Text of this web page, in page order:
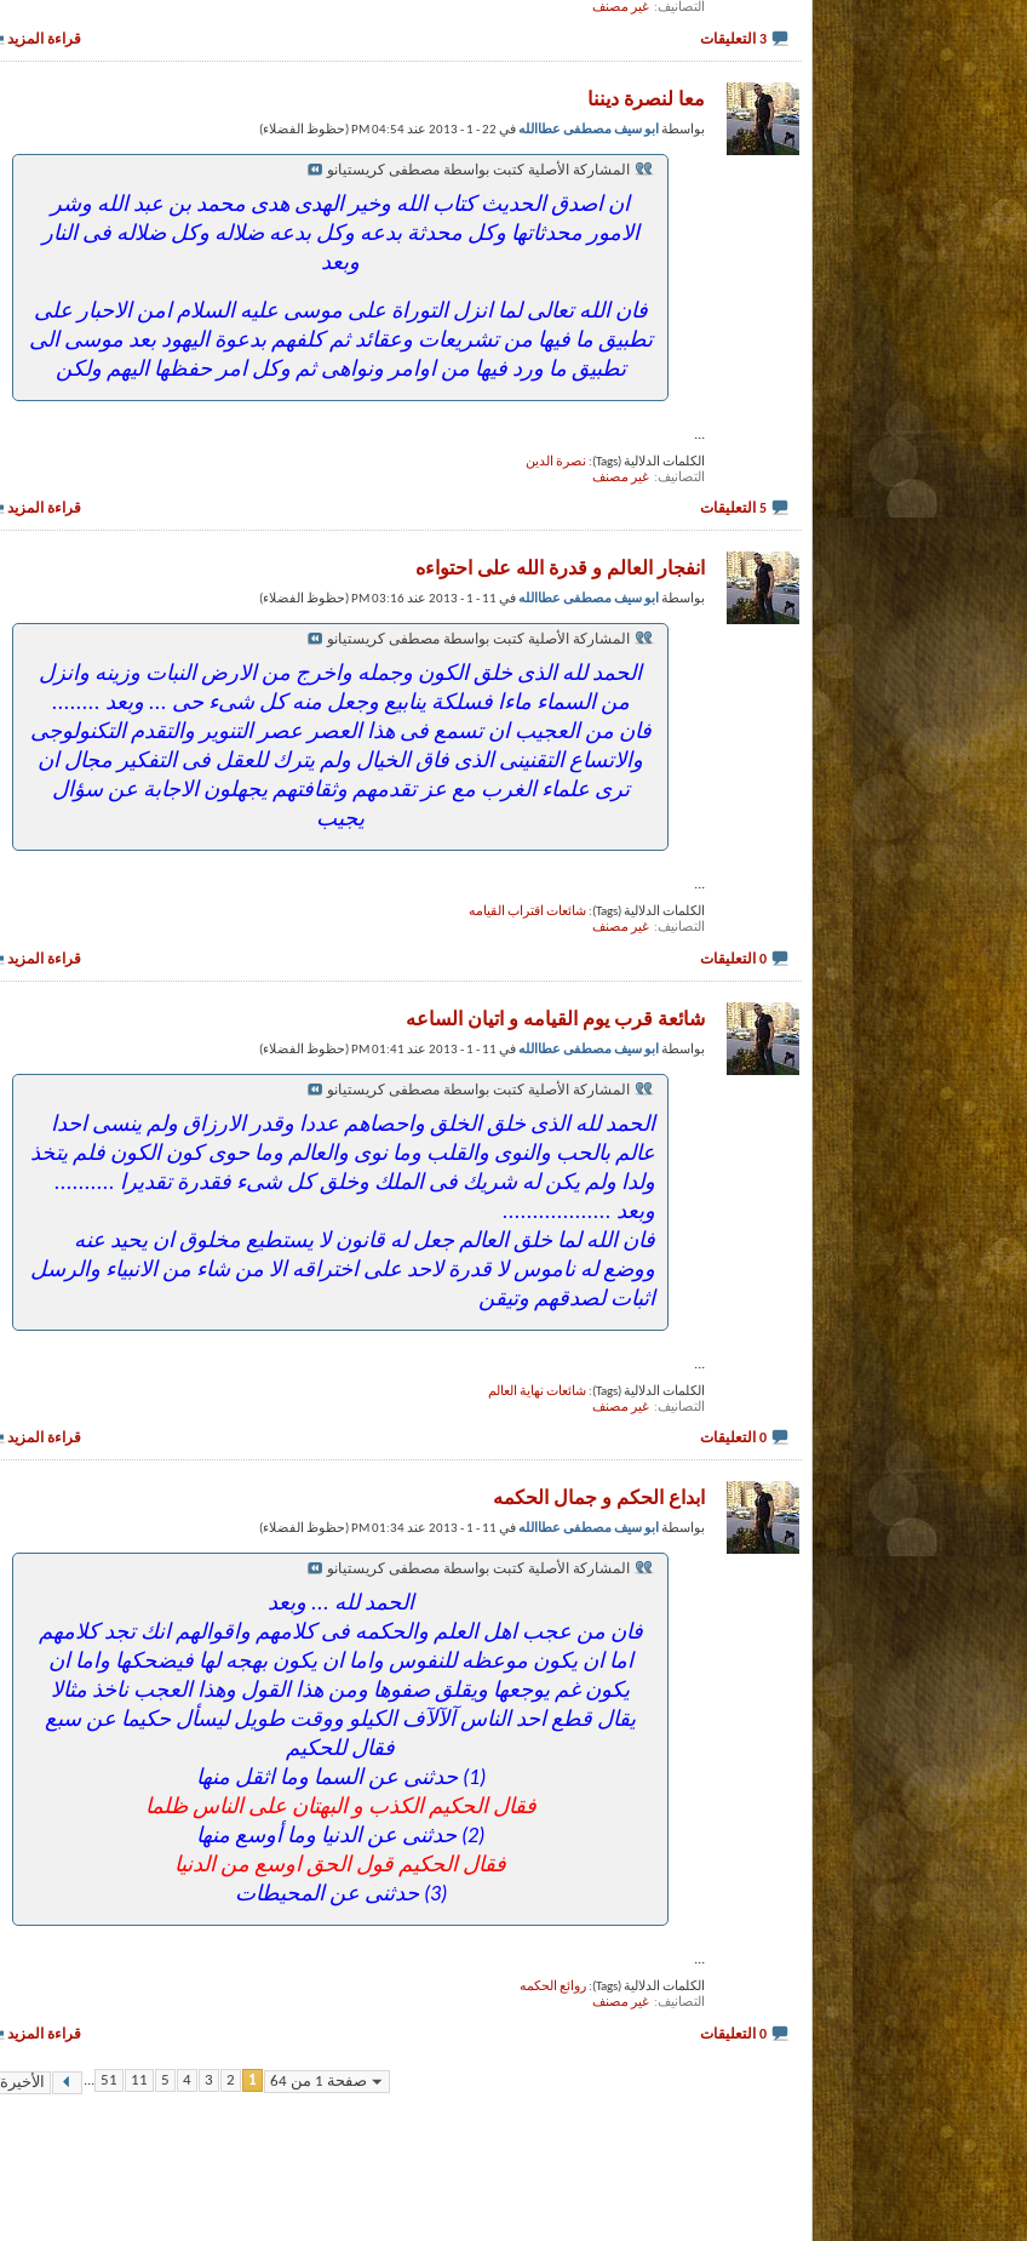
التصانيف غير مصنف
3 التعليقات قراءة المزيد
معا لنصرة ديننا
بواسطة ابو سيف مصطفى عطااللهفي 22 - 1 - 2013 عند 04:54 PM (حظوظ الفضلاء)
المشاركة الأصلية كتبت بواسطة مصطفى كريستيانو
ان اصدق الحديث كتاب الله وخير الهدى هدى محمد بن عبد الله وشر
الامور محدثاتها وكل محدثة بدعه وكل بدعه ضلاله وكل ضلاله فى النار
وبعد
فان الله تعالى لما انزل التوراة على موسى عليه السلام امن الاحبار على
تطبيق ما فيها من تشريعات وعقائد ثم كلفهم بدعوة اليهود بعد موسى الى
تطبيق ما ورد فيها من اوامر ونواهى ثم وكل امر حفظها اليهم ولكن
الكلمات الدلالية (Tags):
نصرة الدين
التصانيف
غير مصنف
5 التعليقات قراءة المزيد
انفجار العالم و قدرة الله على احتواءه
بواسطة ابو سيف مصطفى عطااللهفي 11 - 1 - 2013 عند 03:16 PM (حظوظ الفضلاء)
المشاركة الأصلية كتبت بواسطة مصطفى كريستيانو
الحمد لله الذى خلق الكون وجمله واخرج من الارض النبات وزينه وانزل
من السماء ماءا فسلكة ينابيع وجعل منه كل شىء حى ... وبعد ........
فان من العجيب ان تسمع فى هذا العصر عصر التنوير والتقدم التكنولوجى
والاتساع التقنينى الذى فاق الخيال ولم يترك للعقل فى التفكير مجال ان
ترى علماء الغرب مع عز تقدمهم وثقافتهم يجهلون الاجابة عن سؤال
يجيب
...
الكلمات الدلالية (Tags):
شائعات اقتراب القيامه
التصانيف
غير مصنف
0 التعليقات قراءة المزيد
شائعة قرب يوم القيامه و اتيان الساعه
بواسطة ابو سيف مصطفى عطااللهفي 11 - 1 - 2013 عند 01:41 PM (حظوظ الفضلاء)
المشاركة الأصلية كتبت بواسطة مصطفى كريستيانو
الحمد لله الذى خلق الخلق واحصاهم عددا وقدر الارزاق ولم ينسى احدا
عالم بالحب والنوى والقلب وما نوى والعالم وما حوى كون الكون فلم يتخذ
ولدا ولم يكن له شريك فى الملك وخلق كل شىء فقدرة تقديرا ..........
وبعد ..................
فان الله لما خلق العالم جعل له قانون لا يستطيع مخلوق ان يحيد عنه
ووضع له ناموس لا قدرة لاحد على اختراقه الا من شاء من الانبياء والرسل
اثبات لصدقهم وتيقن
الكلمات الدلالية (Tags):
شائعات نهاية العالم
التصانيف
غير مصنف
0 التعليقات قراءة المزيد
ابداع الحكم و جمال الحكمه
بواسطة ابو سيف مصطفى عطااللهفي 11 - 1 - 2013 عند 01:34 PM (حظوظ الفضلاء)
المشاركة الأصلية كتبت بواسطة مصطفى كريستيانو
الحمد لله ... وبعد
فان من عجب اهل العلم والحكمه فى كلامهم واقوالهم انك تجد كلامهم
اما ان يكون موعظه للنفوس واما ان يكون بهجه لها فيضحكها واما ان
يكون غم يوجعها ويقلق صفوها ومن هذا القول وهذا العجب ناخذ مثالا
يقال قطع احد الناس آلآلآف الكيلو ووقت طويل ليسأل حكيما عن سبع
فقال للحكيم
(1) حدثنى عن السما وما اثقل منها
فقال الحكيم الكذب و البهتان على الناس ظلما
(2) حدثنى عن الدنيا وما أوسع منها
فقال الحكيم قول الحق اوسع من الدنيا
(3) حدثنى عن المحيطات
...
الكلمات الدلالية (Tags):
روائع الحكمه
التصانيف
غير مصنف
0 التعليقات قراءة المزيد
صفحة 1 من 64 1
2
3
4
5
11
51 الأخيرة